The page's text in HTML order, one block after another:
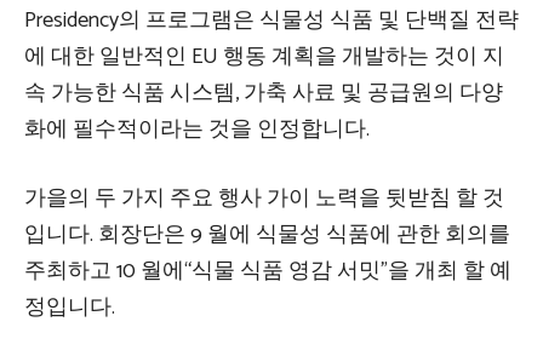
Presidency의 프로그램은 식물성 식품 및 단백질 전략
에 대한 일반적인 EU 행동 계획을 개발하는 것이 지
속 가능한 식품 시스템, 가축 사료 및 공급원의 다양
화에 필수적이라는 것을 인정합니다.
가을의 두 가지 주요 행사 가이 노력을 뒷받침 할 것
입니다. 회장단은 9 월에 식물성 식품에 관한 회의를
주최하고 10 월에“식물 식품 영감 서밋”을 개최 할 예
정입니다.